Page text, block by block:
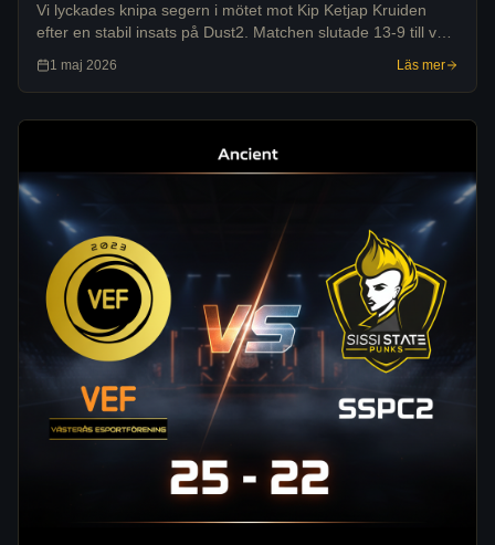
Vi lyckades knipa segern i mötet mot Kip Ketjap Kruiden
efter en stabil insats på Dust2. Matchen slutade 13-9 till vår
fördel efter att vi tagit kommandot tidigt i matchen.
1 maj 2026 Läs mer